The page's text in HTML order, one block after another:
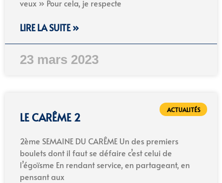
veux » Pour cela, je respecte
LIRE LA SUITE »
23 mars 2023
ACTUALITÉS
LE CARÊME 2
2ème SEMAINE DU CARÊME Un des premiers
boulets dont il faut se défaire c’est celui de
l’égoïsme En rendant service, en partageant, en
pensant aux